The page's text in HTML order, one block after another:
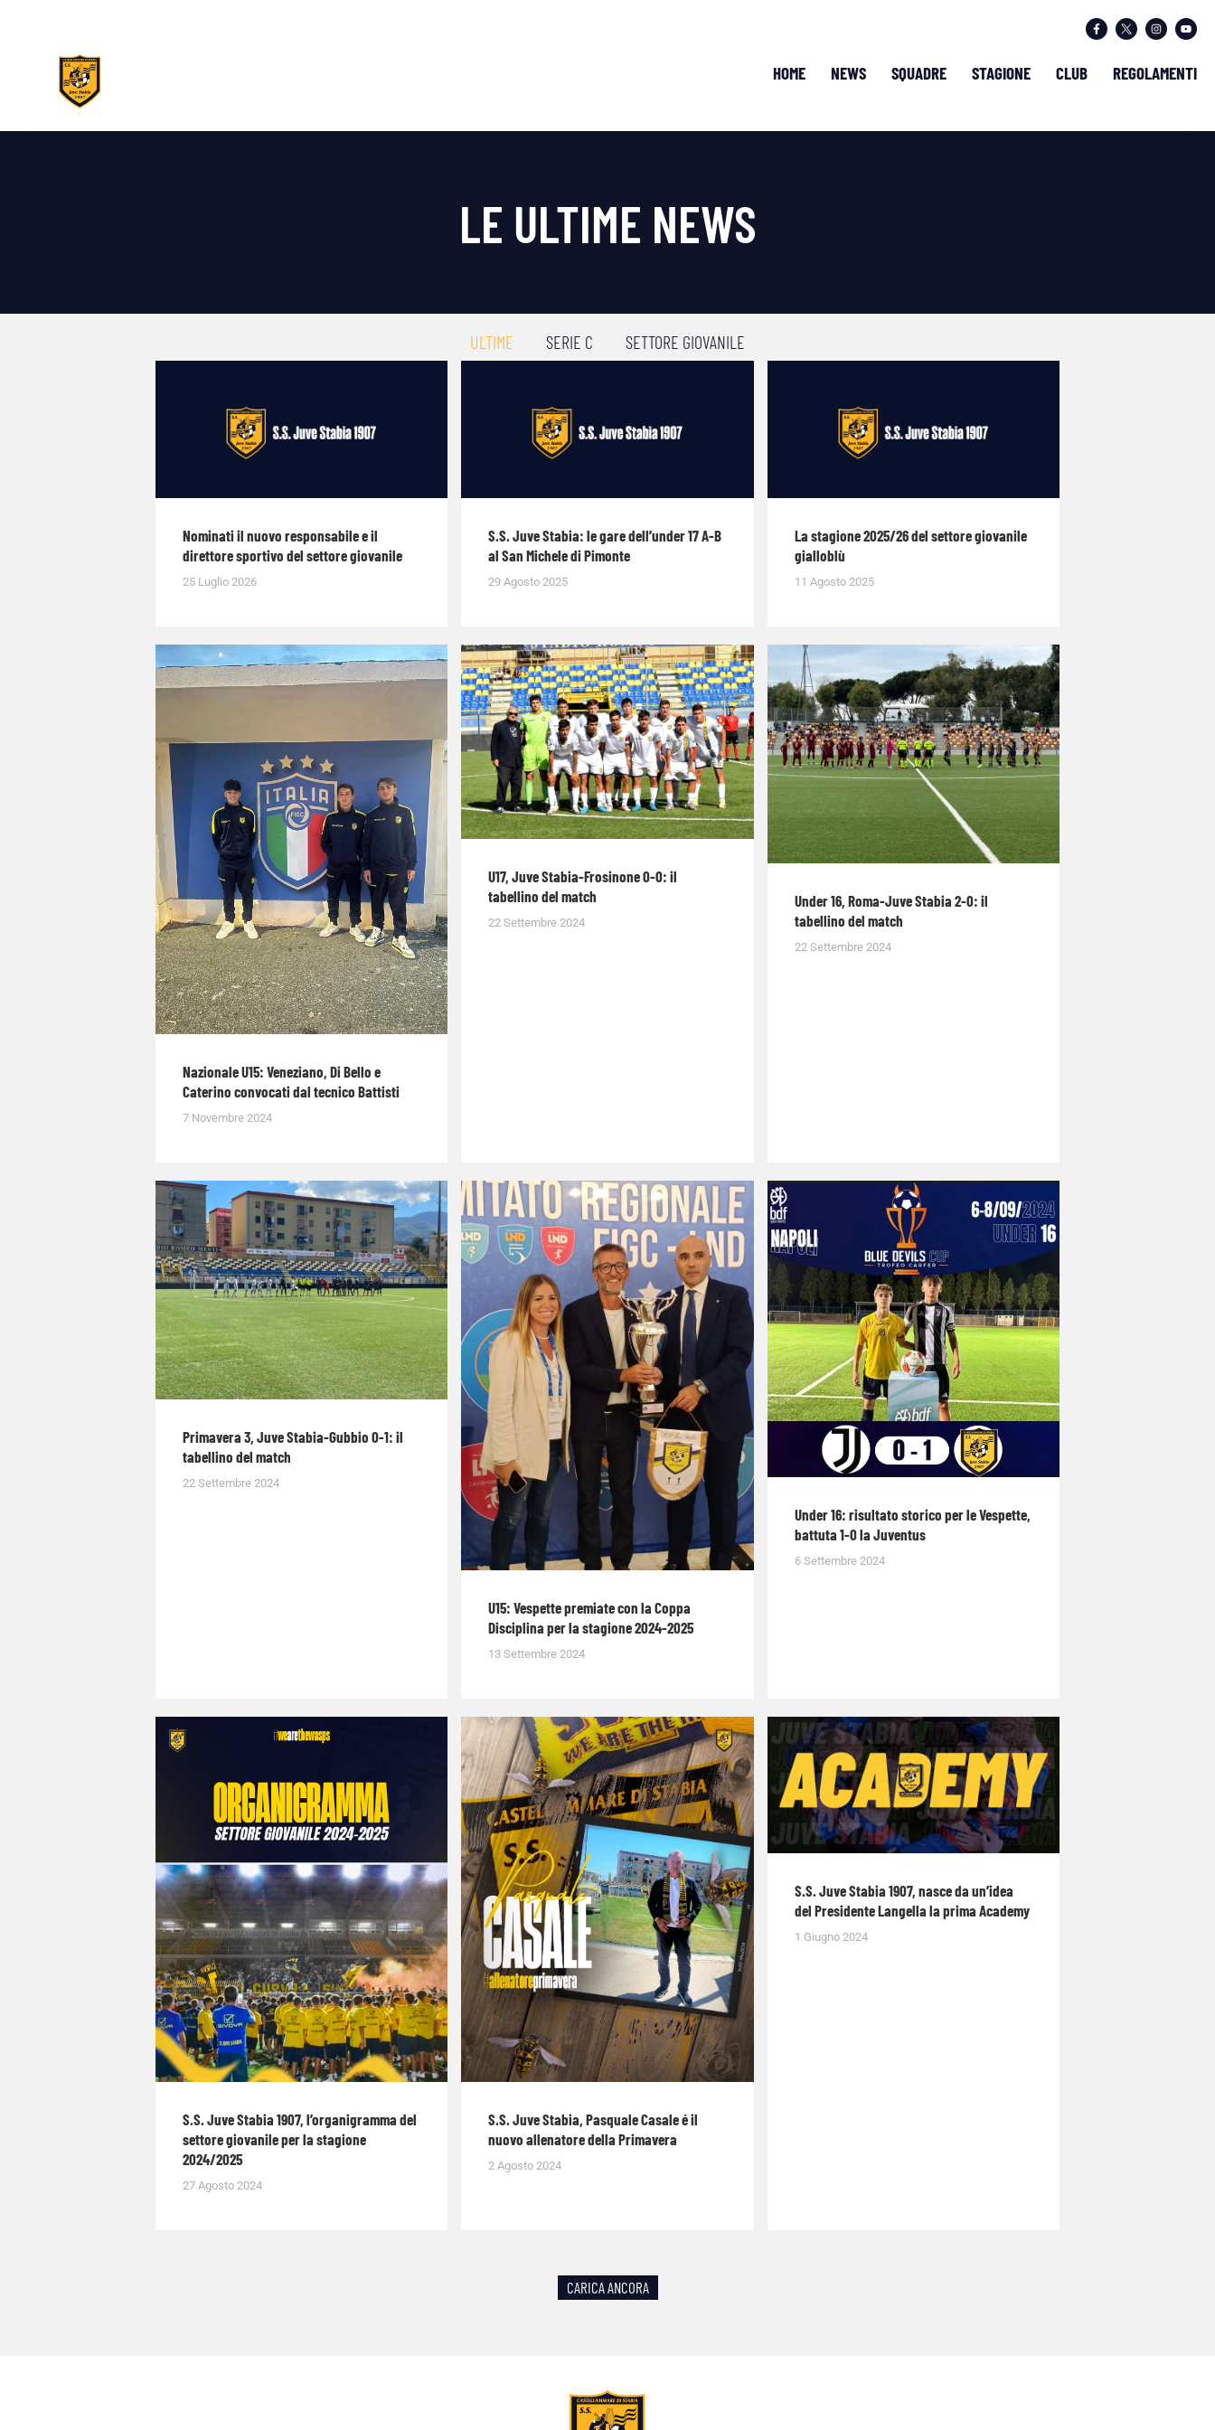
HOME NEWS SQUADRE STAGIONE CLUB REGOLAMENTI
LE ULTIME NEWS
ULTIME SERIE C SETTORE GIOVANILE
Nominati il nuovo responsabile e il
direttore sportivo del settore giovanile
25 Luglio 2026
S.S. Juve Stabia: le gare dell’under 17 A-B
al San Michele di Pimonte
29 Agosto 2025
La stagione 2025/26 del settore giovanile
gialloblù
11 Agosto 2025
Nazionale U15: Veneziano, Di Bello e
Caterino convocati dal tecnico Battisti
7 Novembre 2024
U17, Juve Stabia-Frosinone 0-0: il
tabellino del match
22 Settembre 2024
Under 16, Roma-Juve Stabia 2-0: il
tabellino del match
22 Settembre 2024
Primavera 3, Juve Stabia-Gubbio 0-1: il
tabellino del match
22 Settembre 2024
U15: Vespette premiate con la Coppa
Disciplina per la stagione 2024-2025
13 Settembre 2024
Under 16: risultato storico per le Vespette,
battuta 1-0 la Juventus
6 Settembre 2024
S.S. Juve Stabia 1907, l’organigramma del
settore giovanile per la stagione
2024/2025
27 Agosto 2024
S.S. Juve Stabia, Pasquale Casale é il
nuovo allenatore della Primavera
2 Agosto 2024
S.S. Juve Stabia 1907, nasce da un’idea
del Presidente Langella la prima Academy
1 Giugno 2024
CARICA ANCORA